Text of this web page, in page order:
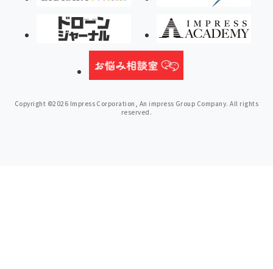
Copyright ©2026 Impress Corporation, An impress Group Company. All rights
reserved.